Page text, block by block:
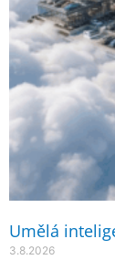
Umělá
3.8.2026